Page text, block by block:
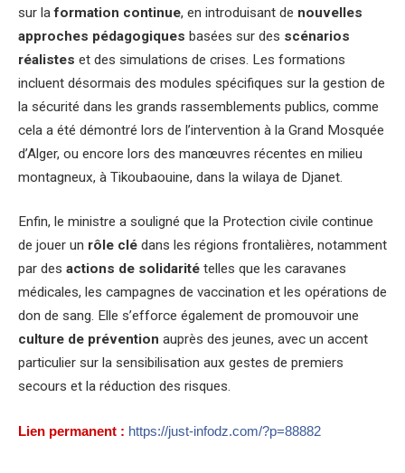
sur laformation continue, en introduisant de nouvelles
approches pédagogiques basées sur des scénarios
réalistes et des simulations de crises. Les formations
incluent désormais des modules spécifiques sur la gestion de
la sécurité dans les grands rassemblements publics, comme
cela a été démontré lors de l’intervention à la Grand Mosquée
d’Alger, ou encore lors des manœuvres récentes en milieu
montagneux, à Tikoubaouine, dans la wilaya de Djanet.
Enfin, le ministre a souligné que la Protection civile continue
de jouer un rôle clé dans les régions frontalières, notamment
par des actions de solidarité telles que les caravanes
médicales, les campagnes de vaccination et les opérations de
don de sang. Elle s’efforce également de promouvoir une
culture de prévention auprès des jeunes, avec un accent
particulier sur la sensibilisation aux gestes de premiers
secours et la réduction des risques.
Lien permanent : https://just-infodz.com/?p=88882